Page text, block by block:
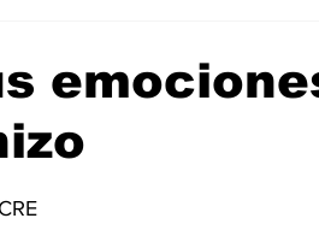
Deportes